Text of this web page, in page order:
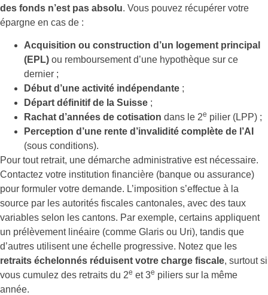
des fonds n’est pas absolu. Vous pouvez récupérer votre
épargne en cas de :
Acquisition ou construction d’un logement principal
(EPL) ou remboursement d’une hypothèque sur ce
dernier ;
Début d’une activité indépendante ;
Départ définitif de la Suisse ;
Rachat d’années de cotisation dans le 2e pilier (LPP) ;
Perception d’une rente d’invalidité complète de l’AI
(sous conditions).
Pour tout retrait, une démarche administrative est nécessaire.
Contactez votre institution financière (banque ou assurance)
pour formuler votre demande. L’imposition s’effectue à la
source par les autorités fiscales cantonales, avec des taux
variables selon les cantons. Par exemple, certains appliquent
un prélèvement linéaire (comme Glaris ou Uri), tandis que
d’autres utilisent une échelle progressive. Notez que les
retraits échelonnés réduisent votre charge fiscale, surtout si
vous cumulez des retraits du 2e et 3e piliers sur la même
année.